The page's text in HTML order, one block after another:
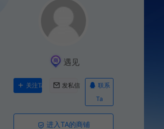
遇见
关注Ta 发私信
联系
Ta
进入TA的商铺